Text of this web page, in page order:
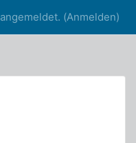
(Anmelden)